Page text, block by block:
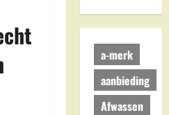
a-merk
aanbieding
Afwassen